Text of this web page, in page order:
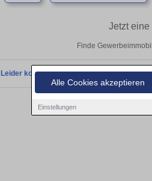
Alle Cookies akzeptieren
Einstellungen
Jetzt
Finde
Leider konnten wir derzeit keine